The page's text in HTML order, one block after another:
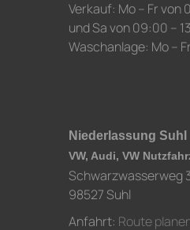
Verkauf: Mo – Fr von
und Sa von 09:00 –
Waschanlage: Mo –
Niederlassung Suhl
VW, Audi, VW
Schwarzwasserweg
98527 Suhl
Anfahrt: Route